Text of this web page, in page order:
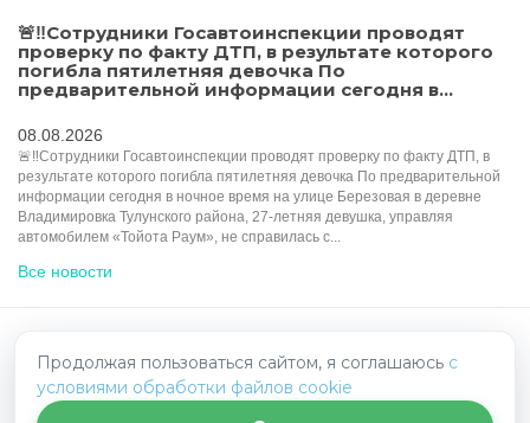
🚨‼️Сотрудники Госавтоинспекции проводят
проверку по факту ДТП, в результате которого
погибла пятилетняя девочка По
предварительной информации сегодня в...
08.08.2026
🚨‼️Сотрудники Госавтоинспекции проводят проверку по факту ДТП, в
результате которого погибла пятилетняя девочка По предварительной
информации сегодня в ночное время на улице Березовая в деревне
Владимировка Тулунского района, 27-летняя девушка, управляя
автомобилем «Тойота Раум», не справилась с...
Все новости
HelpRadar.ru - взаимопомощь на дорогах
Политика конфиденциальности
Написать нам
Продолжая пользоваться сайтом, я соглашаюсь с
условиями обработки файлов cookie